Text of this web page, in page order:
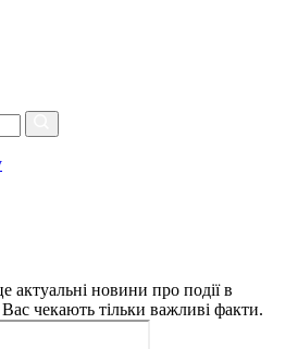
новини про події в
Вас чекають тільки важливі факти.